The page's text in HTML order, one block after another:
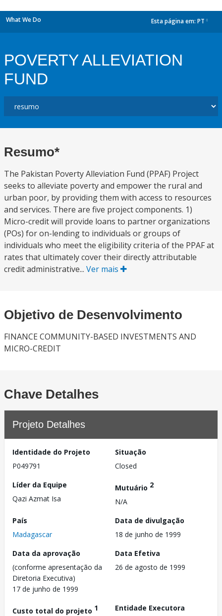
What We Do Esta página em: PT
POVERTY ALLEVIATION
FUND
Resumo*
The Pakistan Poverty Alleviation Fund (PPAF) Project
seeks to alleviate poverty and empower the rural and
urban poor, by providing them with access to resources
and services. There are five project components. 1)
Micro-credit will provide loans to partner organizations
(POs) for on-lending to individuals or groups of
individuals who meet the eligibility criteria of the PPAF at
rates that ultimately cover their directly attributable
credit administrative... Ver mais
Objetivo de Desenvolvimento
FINANCE COMMUNITY-BASED INVESTMENTS AND
MICRO-CREDIT
Chave Detalhes
Projeto Detalhes
Identidade do Projeto
P049791
Situação
Closed
Líder da Equipe
Qazi Azmat Isa
Mutuário 2
N/A
País
Madagascar
Data de divulgação
18 de junho de 1999
Data da aprovação
(conforme apresentação da
Diretoria Executiva)
17 de junho de 1999
Data Efetiva
26 de agosto de 1999
Custo total do projeto 1
Entidade Executora